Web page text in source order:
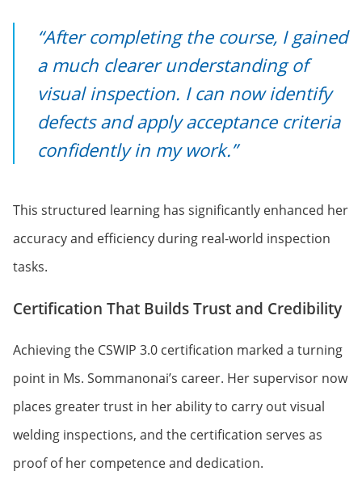
“After completing the course, I gained
a much clearer understanding of
visual inspection. I can now identify
defects and apply acceptance criteria
confidently in my work.”
This structured learning has significantly enhanced her
accuracy and efficiency during real-world inspection
tasks.
Certification That Builds Trust and Credibility
Achieving the CSWIP 3.0 certification marked a turning
point in Ms. Sommanonai’s career. Her supervisor now
places greater trust in her ability to carry out visual
welding inspections, and the certification serves as
proof of her competence and dedication.